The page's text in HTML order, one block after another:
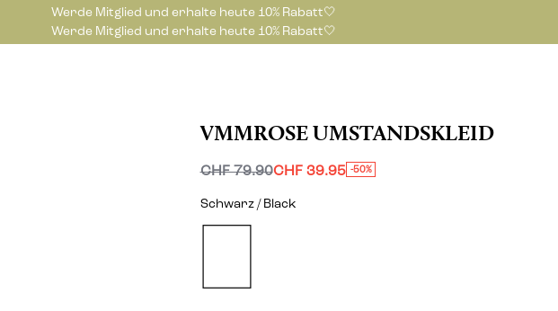
Werde Mitglied und erhalte heute 10% Rabatt🤍
Werde Mitglied und erhalte heute 10% Rabatt🤍
VMMROSE UMSTANDSKLEID
CHF 79.90CHF 39.95 -50%
Schwarz / Black